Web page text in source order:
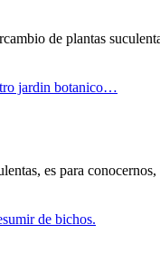
de plantas
jardin botanico…
es para
de bichos.